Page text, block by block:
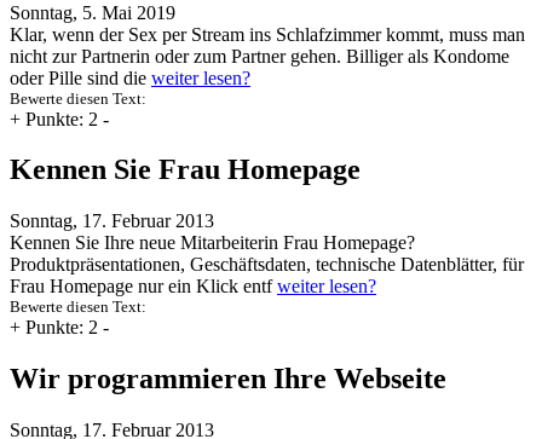
Sonntag, 5. Mai 2019
Klar, wenn der Sex per Stream ins Schlafzimmer kommt, muss man
nicht zur Partnerin oder zum Partner gehen. Billiger als Kondome
oder Pille sind die weiter lesen?
Bewerte diesen Text:
+ Punkte: 2 -
Kennen Sie Frau Homepage
Sonntag, 17. Februar 2013
Kennen Sie Ihre neue Mitarbeiterin Frau Homepage?
Produktpräsentationen, Geschäftsdaten, technische Datenblätter, für
Frau Homepage nur ein Klick entfweiter lesen?
Bewerte diesen Text:
+ Punkte: 2 -
Wir programmieren Ihre Webseite
Sonntag, 17. Februar 2013